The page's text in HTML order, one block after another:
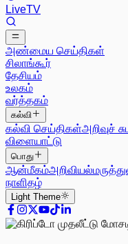
LiveTV
அண்மைய செய்திகள்
சிலாங்கூர்
தேசியம்
உலகம்
வர்த்தகம்
கல்வி
கல்வி செய்திகள்அறிவுச்
விளையாட்டு
பொது
ஆன்மீகம்அறிவியல்
நாளிதழ்
Light Theme